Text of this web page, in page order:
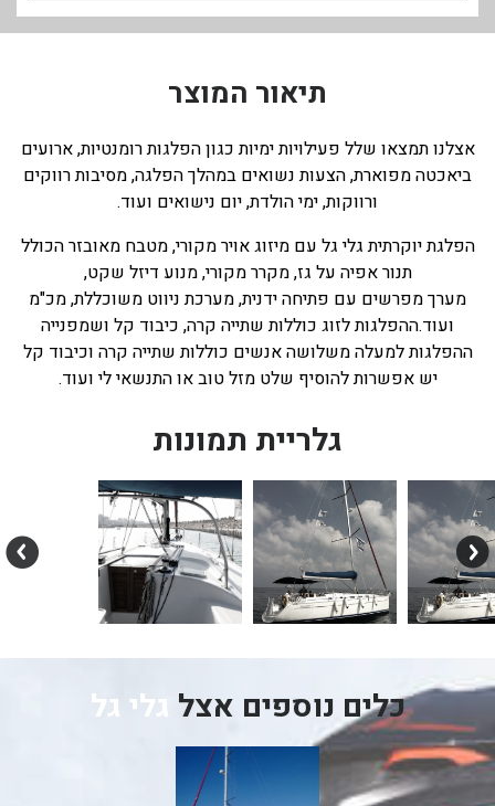
תיאור המוצר
אצלנו תמצאו שלל פעילויות ימיות כגון הפלגות רומנטיות, ארועים
ביאכטה מפוארת, הצעות נשואים במהלך הפלגה, מסיבות רווקים
ורווקות, ימי הולדת, יום נישואים ועוד.
הפלגת יוקרתית גלי גל עם מיזוג אויר מקורי, מטבח מאובזר הכולל
תנור אפיה על גז, מקרר מקורי, מנוע דיזל שקט,
מערך מפרשים עם פתיחה ידנית, מערכת ניווט משוכללת, מכ"מ
ועוד.ההפלגות לזוג כוללות שתייה קרה, כיבוד קל ושמפנייה
ההפלגות למעלה משלושה אנשים כוללות שתייה קרה וכיבוד קל
יש אפשרות להוסיף שלט מזל טוב או התנשאי לי ועוד.
גלריית תמונות
כלים נוספים אצל גלי גל